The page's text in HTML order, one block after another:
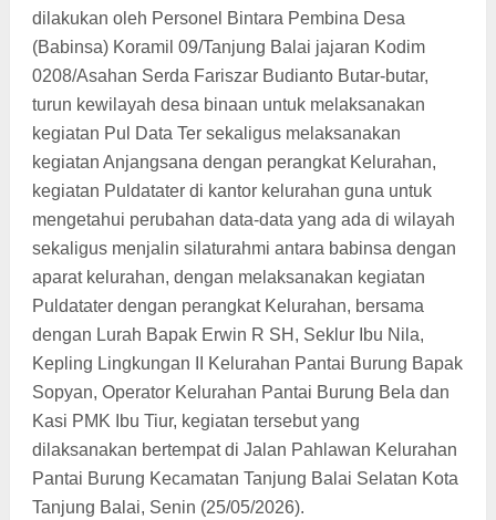
dilakukan oleh Personel Bintara Pembina Desa
(Babinsa) Koramil 09/Tanjung Balai jajaran Kodim
0208/Asahan Serda Fariszar Budianto Butar-butar,
turun kewilayah desa binaan untuk melaksanakan
kegiatan Pul Data Ter sekaligus melaksanakan
kegiatan Anjangsana dengan perangkat Kelurahan,
kegiatan Puldatater di kantor kelurahan guna untuk
mengetahui perubahan data-data yang ada di wilayah
sekaligus menjalin silaturahmi antara babinsa dengan
aparat kelurahan, dengan melaksanakan kegiatan
Puldatater dengan perangkat Kelurahan, bersama
dengan Lurah Bapak Erwin R SH, Seklur Ibu Nila,
Kepling Lingkungan II Kelurahan Pantai Burung Bapak
Sopyan, Operator Kelurahan Pantai Burung Bela dan
Kasi PMK Ibu Tiur, kegiatan tersebut yang
dilaksanakan bertempat di Jalan Pahlawan Kelurahan
Pantai Burung Kecamatan Tanjung Balai Selatan Kota
Tanjung Balai, Senin (25/05/2026).